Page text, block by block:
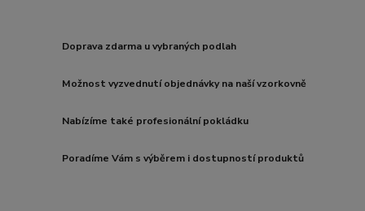
Doprava zdarma u vybraných podlah
Možnost vyzvednutí objednávky na naší vzorkovně
Nabízíme také profesionální pokládku
Poradíme Vám s výběrem i dostupností produktů